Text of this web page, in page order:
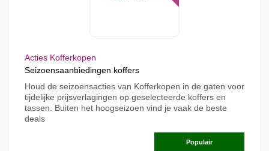
Acties Kofferkopen
Seizoensaanbiedingen koffers
Houd de seizoensacties van Kofferkopen in de gaten voor
tijdelijke prijsverlagingen op geselecteerde koffers en
tassen. Buiten het hoogseizoen vind je vaak de beste
deals
Populair